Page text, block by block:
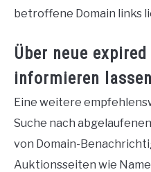
betroffene Domain links
Über neue
informieren lassen
Eine weitere
Suche nach
von Domain-
Auktionsseiten wie